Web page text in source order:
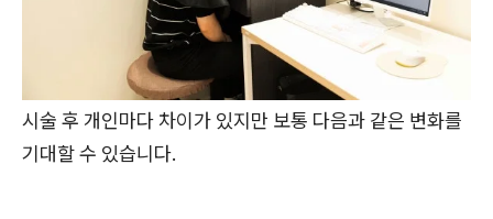
시술 후 개인마다 차이가 있지만 보통 다음과 같은 변화를
기대할 수 있습니다.